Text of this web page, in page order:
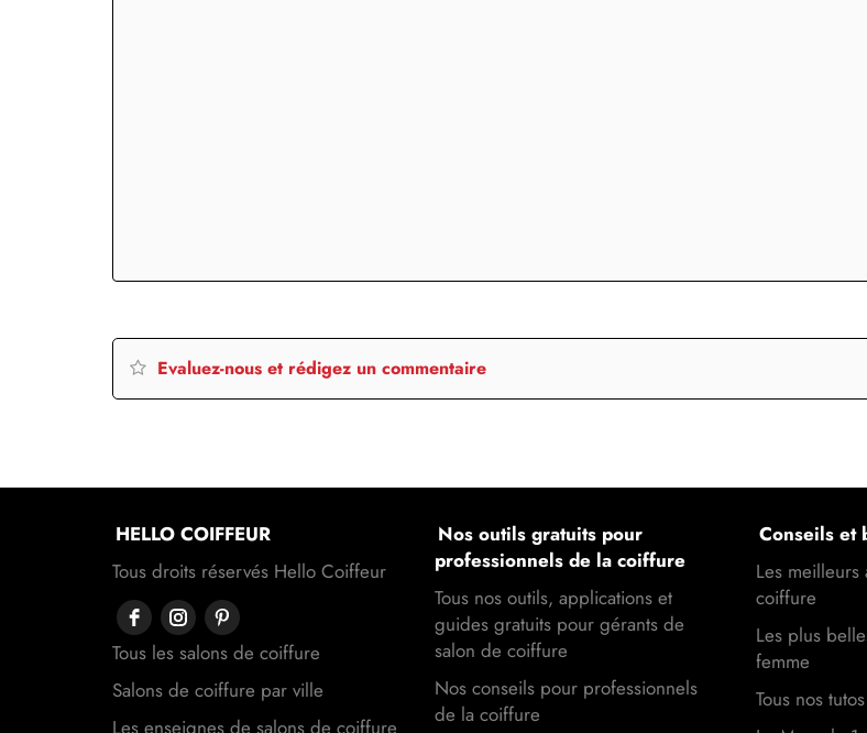
Evaluez-nous et rédigez un commentaire
HELLO COIFFEUR
Tous droits réservés Hello Coiffeur
Tous les salons de coiffure
Salons de coiffure par ville
Les enseignes de salons de coiffure
Nos outils gratuits pour
professionnels de la coiffure
Tous nos outils, applications et
guides gratuits pour gérants de
salon de coiffure
Nos conseils pour professionnels
de la coiffure
Conseils et
Les meilleurs
coiffure
Les plus
femme
Tous nos